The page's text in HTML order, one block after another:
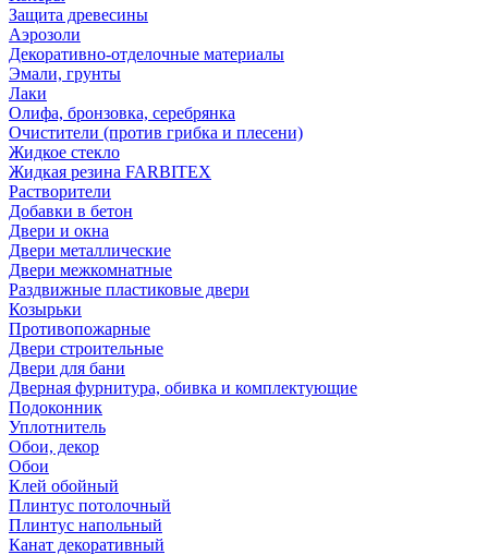
Защита древесины
Аэрозоли
Декоративно-отделочные материалы
Эмали, грунты
Лаки
Олифа, бронзовка, серебрянка
Очистители (против грибка и плесени)
Жидкое стекло
Жидкая резина FARBITEX
Растворители
Добавки в бетон
Двери и окна
Двери металлические
Двери межкомнатные
Раздвижные пластиковые двери
Козырьки
Противопожарные
Двери строительные
Двери для бани
Дверная фурнитура, обивка и комплектующие
Подоконник
Уплотнитель
Обои, декор
Обои
Клей обойный
Плинтус потолочный
Плинтус напольный
Канат декоративный